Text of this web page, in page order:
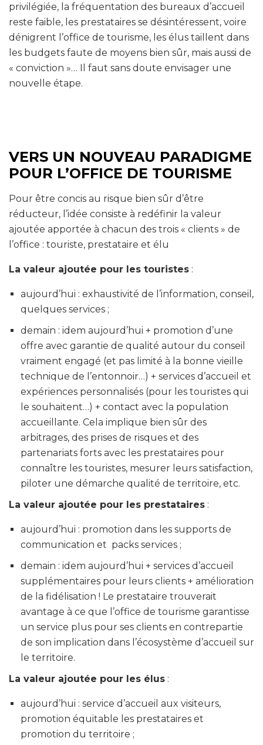
privilégiée, la fréquentation des bureaux d’accueil
reste faible, les prestataires se désintéressent, voire
dénigrent l’office de tourisme, les élus taillent dans
les budgets faute de moyens bien sûr, mais aussi de
« conviction »… Il faut sans doute envisager une
nouvelle étape.
VERS UN NOUVEAU PARADIGME
POUR L’OFFICE DE TOURISME
Pour être concis au risque bien sûr d’être
réducteur, l’idée consiste à redéfinir la valeur
ajoutée apportée à chacun des trois « clients » de
l’office : touriste, prestataire et élu
La valeur ajoutée pour les touristes :
aujourd’hui : exhaustivité de l’information, conseil,
quelques services ;
demain : idem aujourd’hui + promotion d’une
offre avec garantie de qualité autour du conseil
vraiment engagé (et pas limité à la bonne vieille
technique de l’entonnoir…) + services d’accueil et
expériences personnalisés (pour les touristes qui
le souhaitent…) + contact avec la population
accueillante. Cela implique bien sûr des
arbitrages, des prises de risques et des
partenariats forts avec les prestataires pour
connaître les touristes, mesurer leurs satisfaction,
piloter une démarche qualité de territoire, etc.
La valeur ajoutée pour les prestataires :
aujourd’hui : promotion dans les supports de
communication et packs services ;
demain : idem aujourd’hui + services d’accueil
supplémentaires pour leurs clients + amélioration
de la fidélisation ! Le prestataire trouverait
avantage à ce que l’office de tourisme garantisse
un service plus pour ses clients en contrepartie
de son implication dans l’écosystème d’accueil sur
le territoire.
La valeur ajoutée pour les élus :
aujourd’hui : service d’accueil aux visiteurs,
promotion équitable les prestataires et
promotion du territoire ;